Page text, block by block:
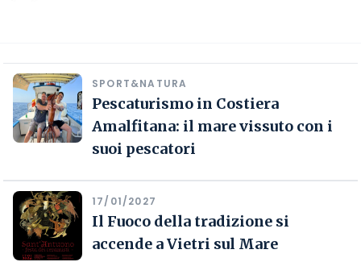
SPORT&NATURA
Pescaturismo in Costiera
Amalfitana: il mare vissuto con i
suoi pescatori
17/01/2027
Il Fuoco della tradizione si
accende a Vietri sul Mare